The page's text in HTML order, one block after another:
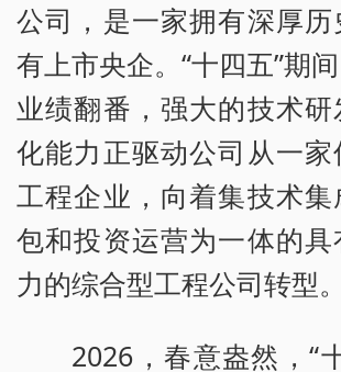
公司，是一家拥有深厚
有上市央企。“十四五”期
业绩翻番，强大的技术
化能力正驱动公司从一
工程企业，向着集技术
包和投资运营为一体的
力的综合型工程公司转型。
2026，春意盎然，“